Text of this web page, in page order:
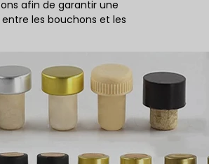
afin de garantir une
les bouchons et les